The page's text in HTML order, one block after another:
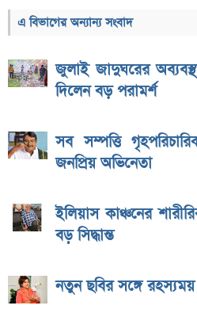
এ বিভাগের অন্যান্য সংবাদ
জুলাই জাদুঘরের
দিলেন বড় পরামর্শ
সব সম্পত্তি
জনপ্রিয় অভিনেতা
ইলিয়াস কাঞ্চনের
বড় সিদ্ধান্ত
নতুন ছবির সঙ্গে রহস্যময়